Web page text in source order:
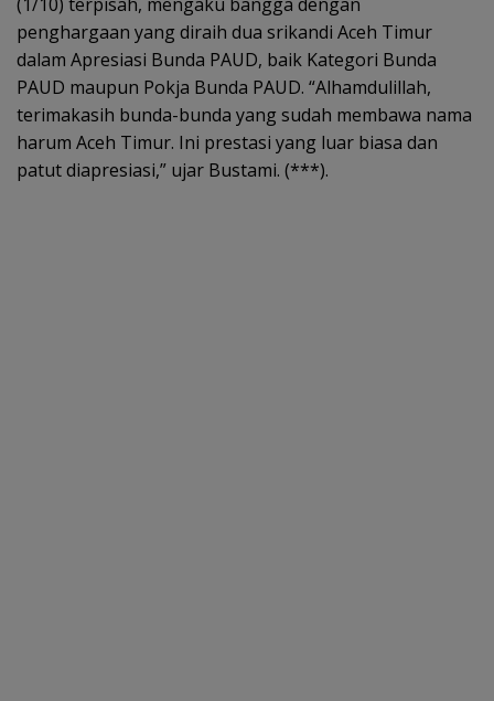
penghargaan yang diraih dua srikandi Aceh Timur
dalam Apresiasi Bunda PAUD, baik Kategori Bunda
PAUD maupun Pokja Bunda PAUD. “Alhamdulillah,
terimakasih bunda-bunda yang sudah membawa nama
harum Aceh Timur. Ini prestasi yang luar biasa dan
patut diapresiasi,” ujar Bustami. (***).